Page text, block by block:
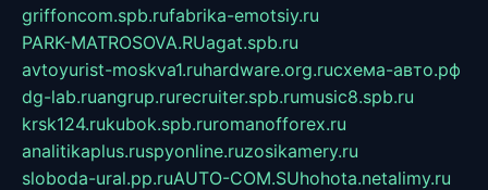
griffoncom.spb.rufabrika-emotsiy.ru
PARK-MATROSOVA.RUagat.spb.ru
avtoyurist-moskva1.ruhardware.org.ruсхема-авто.рф
dg-lab.ruangrup.rurecruiter.spb.rumusic8.spb.ru
krsk124.rukubok.spb.ruromanofforex.ru
analitikaplus.ruspyonline.ruzosikamery.ru
sloboda-ural.pp.ruAUTO-COM.SUhohota.netalimy.ru